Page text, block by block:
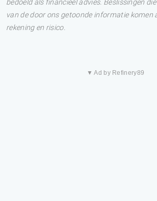
bedoeld als financieel advies. Beslissingen
van de door ons getoonde informatie komen
rekening en risico.
▼ Ad by Refinery89